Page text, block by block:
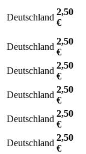
Deutschland
2,50
€
Deutschland
2,50
€
Deutschland
2,50
€
Deutschland
2,50
€
Deutschland
2,50
€
Deutschland
2,50
€